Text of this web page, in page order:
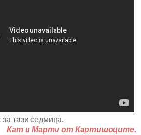
за тази седмица.
Кат и Марти от Картишоците.